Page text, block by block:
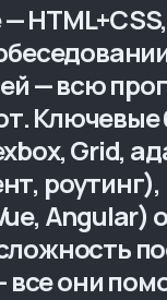
— всю
Ключевые
Grid,
Angular)
все они